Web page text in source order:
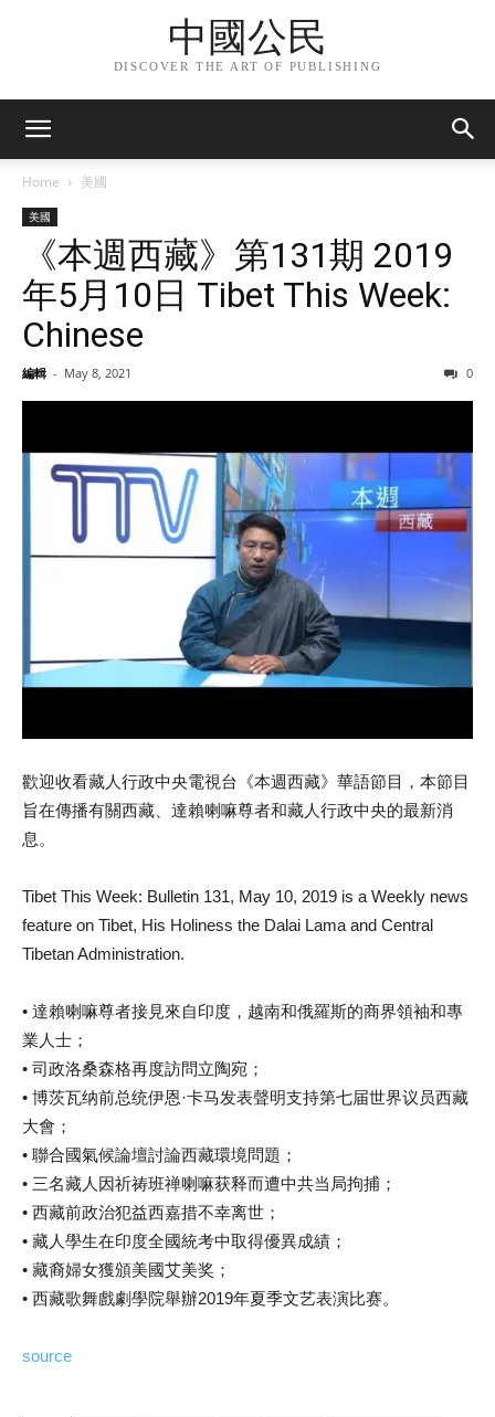
中國公民
DISCOVER THE ART OF PUBLISHING
Home 美國
美國
《本週西藏》第131期 2019
年5月10日 Tibet This Week:
Chinese
編輯 - May 8, 2021 0
歡迎收看藏人行政中央電視台《本週西藏》華語節目，本節目
旨在傳播有關西藏、達賴喇嘛尊者和藏人行政中央的最新消
息。
Tibet This Week: Bulletin 131, May 10, 2019 is a Weekly news
feature on Tibet, His Holiness the Dalai Lama and Central
Tibetan Administration.
• 達賴喇嘛尊者接見來自印度，越南和俄羅斯的商界領袖和專
業人士；
• 司政洛桑森格再度訪問立陶宛；
• 博茨瓦纳前总统伊恩·卡马发表聲明支持第七届世界议员西藏
大會；
• 聯合國氣候論壇討論西藏環境問題；
• 三名藏人因祈祷班禅喇嘛获释而遭中共当局拘捕；
• 西藏前政治犯益西嘉措不幸离世；
• 藏人學生在印度全國統考中取得優異成績；
• 藏裔婦女獲頒美國艾美奖；
• 西藏歌舞戲劇學院舉辦2019年夏季文艺表演比赛。
source